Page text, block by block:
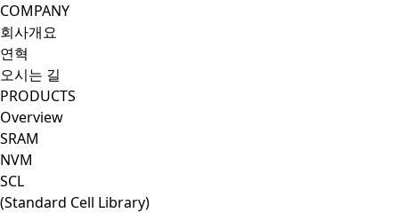
CoresSol
COMPANY
회사개요
연혁
오시는 길
PRODUCTS
Overview
SRAM
NVM
SCL
(Standard Cell Library)